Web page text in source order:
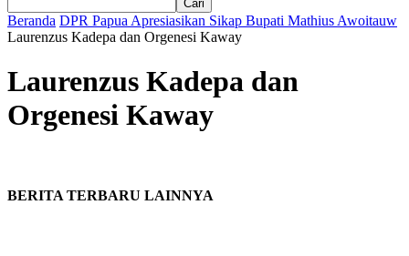
Beranda DPR Papua Apresiasikan Sikap Bupati Mathius Awoitauw
Laurenzus Kadepa dan Orgenesi Kaway
Laurenzus Kadepa dan
Orgenesi Kaway
BERITA TERBARU LAINNYA